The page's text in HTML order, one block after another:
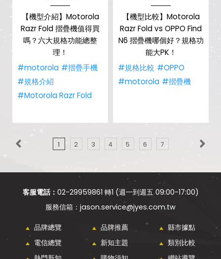
【機型介紹】Motorola
Razr Fold 摺疊機值得買
嗎？六大規格功能總整
理！
#motorola #摺疊手機
#規格介紹
#Motorola Razr Fold
【機型比較】Motorola
Razr Fold vs OPPO Find
N6 摺疊機哪個好？規格功
能大PK！
#規格比較 #OPPO
#motorola #摺疊機
1 2 3 4 5 6 7
客服電話： 02-29959861 轉1 (週一到週五 09:00-17:00)
jason.service@jyes.com.tw
品牌總覽 品牌推薦
縣市據點
電信總覽
新知主題
類別比較